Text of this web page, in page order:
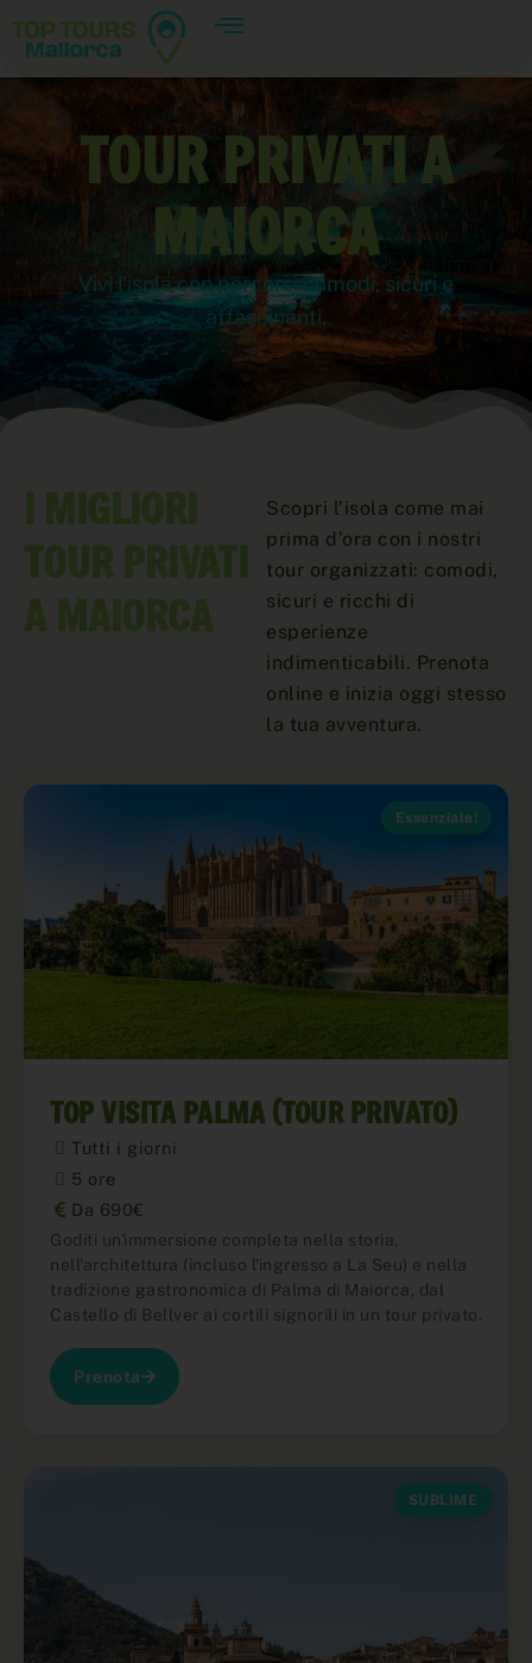
TOUR PRIVATI ​​A
MAIORCA
Vivi l’isola con percorsi comodi, sicuri e
affascinanti.
I MIGLIORI
TOUR PRIVATI ​​
A MAIORCA
Scopri l’isola come mai
prima d’ora con i nostri
tour organizzati: comodi,
sicuri e ricchi di
esperienze
indimenticabili. Prenota
online e inizia oggi stesso
la tua avventura.
Essenziale!
TOP VISITA PALMA (TOUR PRIVATO)
Tutti i giorni
5 ore
Da 690€
Goditi un'immersione completa nella storia,
nell'architettura (incluso l'ingresso a La Seu) e nella
tradizione gastronomica di Palma di Maiorca, dal
Castello di Bellver ai cortili signorili in un tour privato.
Prenota
SUBLIME